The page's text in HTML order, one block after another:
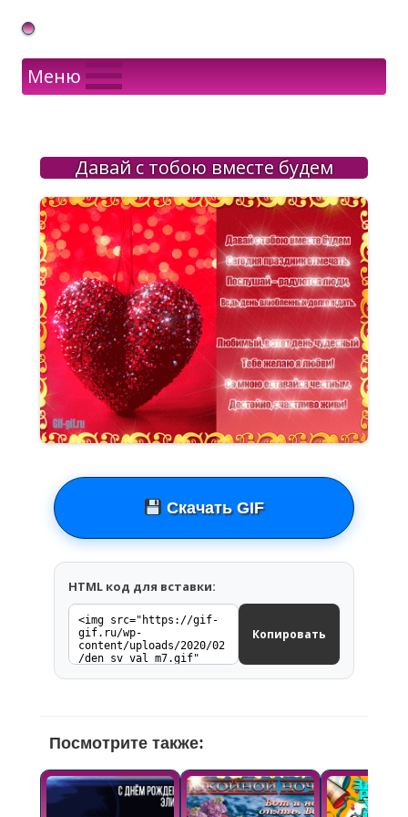
Gif Открытки в подарок
Меню
Давай с тобою вместе будем
Скачать GIF
HTML код для вставки:
Копировать
Посмотрите также: